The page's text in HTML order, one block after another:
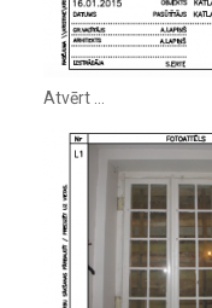
Atvērt …